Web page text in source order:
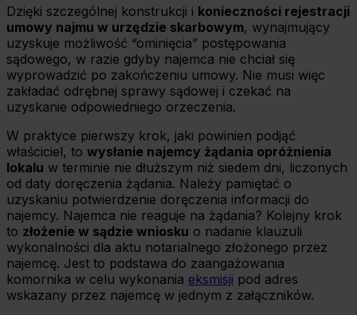
Dzięki szczególnej konstrukcji i konieczności rejestracji
umowy najmu w urzędzie skarbowym, wynajmujący
uzyskuje możliwość “ominięcia” postępowania
sądowego, w razie gdyby najemca nie chciał się
wyprowadzić po zakończeniu umowy. Nie musi więc
zakładać odrębnej sprawy sądowej i czekać na
uzyskanie odpowiedniego orzeczenia.
W praktyce pierwszy krok, jaki powinien podjąć
właściciel, to wysłanie najemcy żądania opróżnienia
lokalu w terminie nie dłuższym niż siedem dni, liczonych
od daty doręczenia żądania. Należy pamiętać o
uzyskaniu potwierdzenie doręczenia informacji do
najemcy. Najemca nie reaguje na żądania? Kolejny krok
to złożenie w sądzie wniosku o nadanie klauzuli
wykonalności dla aktu notarialnego złożonego przez
najemcę. Jest to podstawa do zaangażowania
komornika w celu wykonania eksmisji pod adres
wskazany przez najemcę w jednym z załączników.